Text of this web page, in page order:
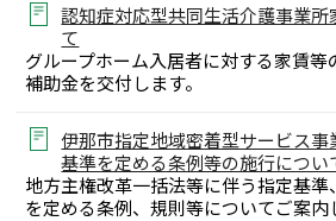
認知症対応型共同生活介護事業
て
グループホーム入居者に対する家賃
補助金を交付します。
伊那市指定地域密着型サービス事
基準を定める条例等の施行につい
地方主権改革一括法等に伴う指定基
を定める条例、規則等についてご案内